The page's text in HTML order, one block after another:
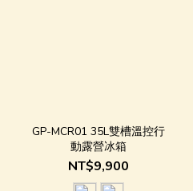
GP-MCR01 35L雙槽溫控行
動露營冰箱
NT$9,900